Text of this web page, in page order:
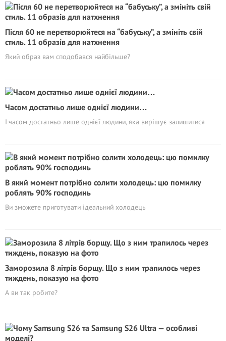
Після 60 не перетворюйтеся на “бабуську”, а змініть свій
стиль. 11 образів для натхнення
Який образ вам сподобався найбільше?
Часом достатньо лише однієї людини…
І часом достатньо лише однієї людини, яка вирішує залишитися
В який момент потрібно солити холодець: цю помилку
роблять 90% господинь
Ви зможете приготувати ідеальний холодець
Заморозила 8 літрів борщу. Що з ним трапилось через
тиждень, показую на фото
А ви так робите?